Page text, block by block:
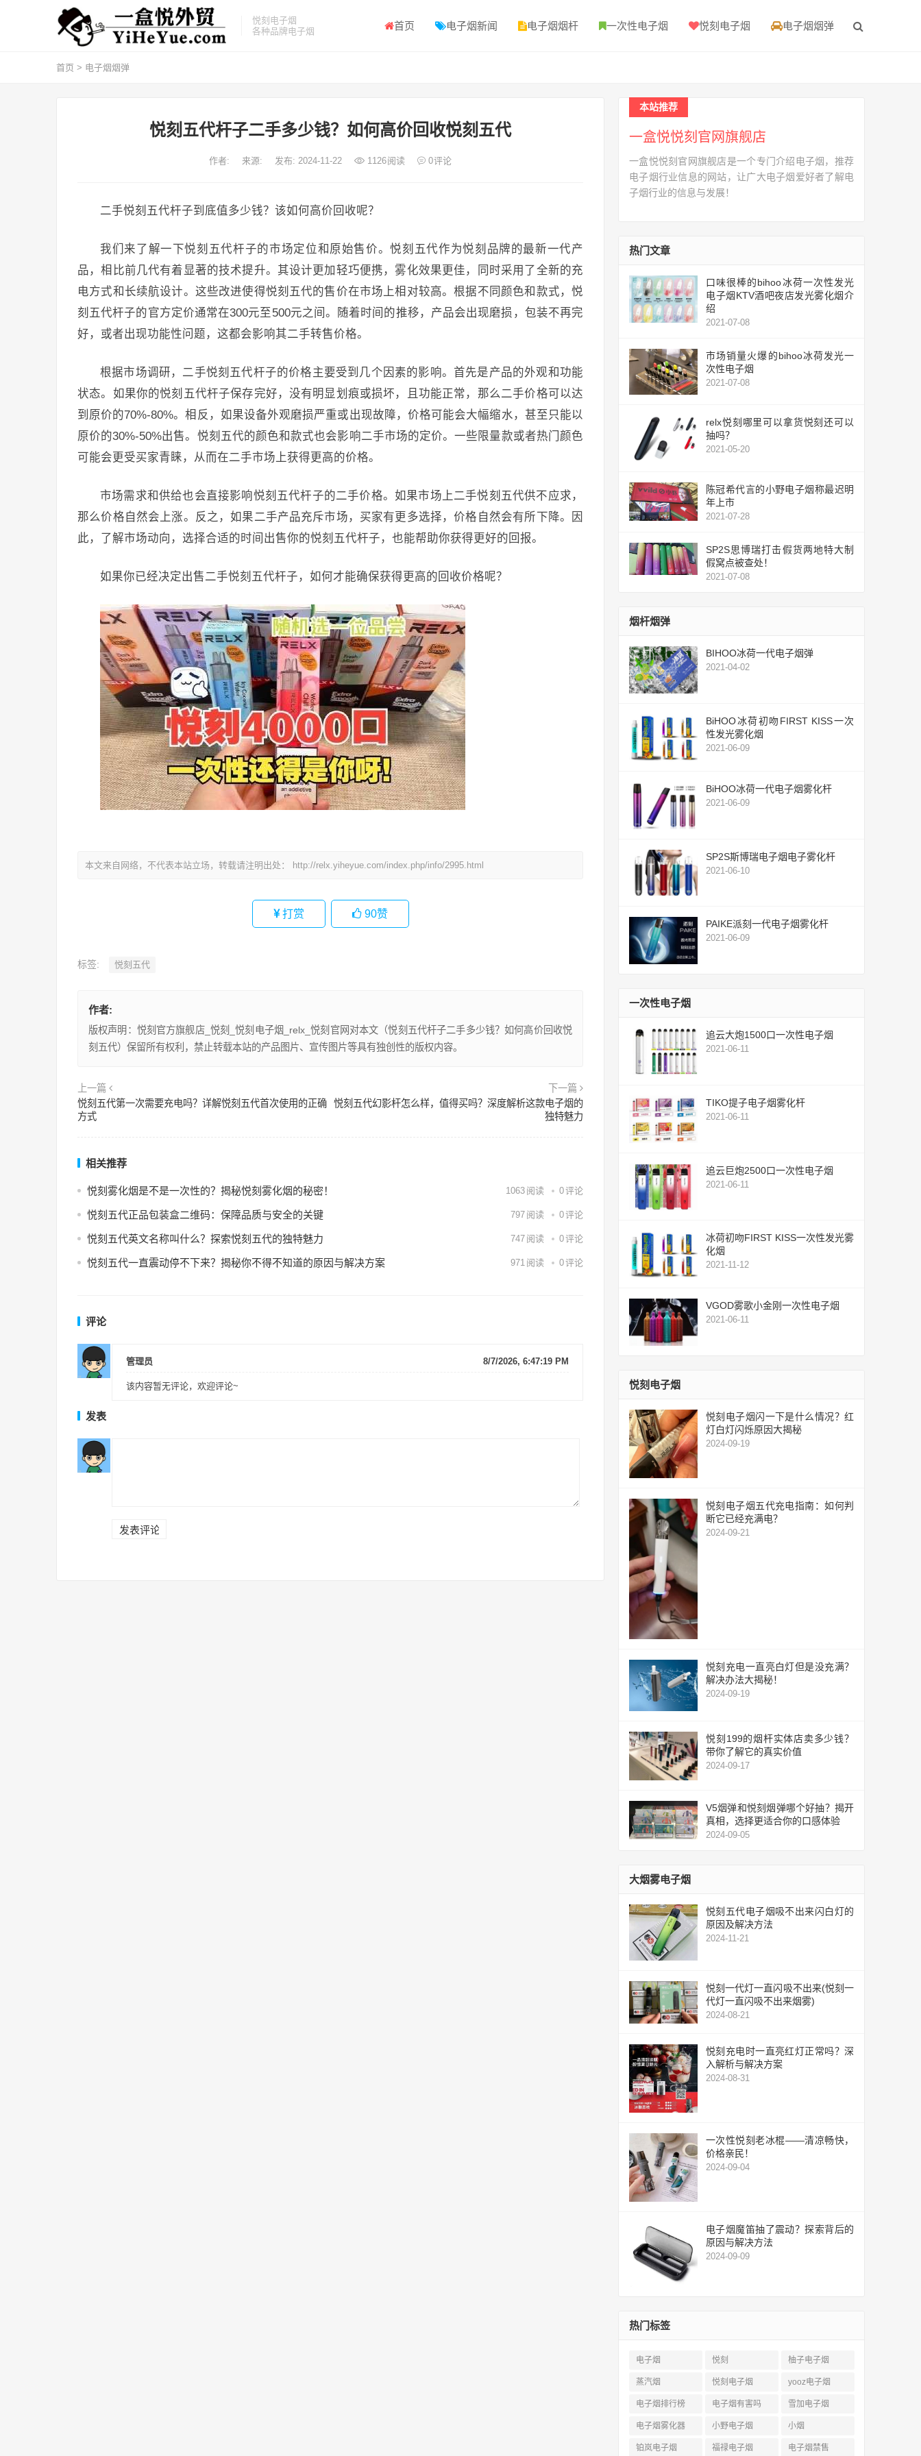
悦刻电子烟
各种品牌电子烟
首页 电子烟新闻 电子烟烟杆 一次性电子烟 悦刻电子烟 电子烟烟弹
首页 > 电子烟烟弹
悦刻五代杆子二手多少钱？如何高价回收悦刻五代
作者: 来源: 发布: 2024-11-22 1126阅读 0评论
二手悦刻五代杆子到底值多少钱？该如何高价回收呢？
我们来了解一下悦刻五代杆子的市场定位和原始售价。悦刻五代作为悦刻品牌的最新一代产
品，相比前几代有着显著的技术提升。其设计更加轻巧便携，雾化效果更佳，同时采用了全新的充
电方式和长续航设计。这些改进使得悦刻五代的售价在市场上相对较高。根据不同颜色和款式，悦
刻五代杆子的官方定价通常在300元至500元之间。随着时间的推移，产品会出现磨损，包装不再完
好，或者出现功能性问题，这都会影响其二手转售价格。
根据市场调研，二手悦刻五代杆子的价格主要受到几个因素的影响。首先是产品的外观和功能
状态。如果你的悦刻五代杆子保存完好，没有明显划痕或损坏，且功能正常，那么二手价格可以达
到原价的70%-80%。相反，如果设备外观磨损严重或出现故障，价格可能会大幅缩水，甚至只能以
原价的30%-50%出售。悦刻五代的颜色和款式也会影响二手市场的定价。一些限量款或者热门颜色
可能会更受买家青睐，从而在二手市场上获得更高的价格。
市场需求和供给也会直接影响悦刻五代杆子的二手价格。如果市场上二手悦刻五代供不应求，
那么价格自然会上涨。反之，如果二手产品充斥市场，买家有更多选择，价格自然会有所下降。因
此，了解市场动向，选择合适的时间出售你的悦刻五代杆子，也能帮助你获得更好的回报。
如果你已经决定出售二手悦刻五代杆子，如何才能确保获得更高的回收价格呢？
本文来自网络，不代表本站立场，转载请注明出处： http://relx.yiheyue.com/index.php/info/2995.html
打赏 90赞
标签: 悦刻五代
作者:
版权声明：悦刻官方旗舰店_悦刻_悦刻电子烟_relx_悦刻官网对本文（悦刻五代杆子二手多少钱？如何高价回收悦
刻五代）保留所有权利，禁止转载本站的产品图片、宣传图片等具有独创性的版权内容。
上一篇
悦刻五代第一次需要充电吗？详解悦刻五代首次使用的正确
方式
下一篇
悦刻五代幻影杆怎么样，值得买吗？深度解析这款电子烟的
独特魅力
相关推荐
悦刻雾化烟是不是一次性的？揭秘悦刻雾化烟的秘密！ 1063 阅读 0评论
悦刻五代正品包装盒二维码：保障品质与安全的关键 797 阅读 0评论
悦刻五代英文名称叫什么？探索悦刻五代的独特魅力 747 阅读 0评论
悦刻五代一直震动停不下来？揭秘你不得不知道的原因与解决方案 971 阅读 0评论
评论
8/7/2026, 6:47:19 PM
管理员
该内容暂无评论，欢迎评论~
发表
本站推荐
一盒悦悦刻官网旗舰店
一盒悦悦刻官网旗舰店是一个专门介绍电子烟，推荐
电子烟行业信息的网站，让广大电子烟爱好者了解电
子烟行业的信息与发展！
热门文章
口味很棒的bihoo冰荷一次性发光
电子烟KTV酒吧夜店发光雾化烟介
绍
2021-07-08
市场销量火爆的bihoo冰荷发光一
次性电子烟
2021-07-08
relx悦刻哪里可以拿货悦刻还可以
抽吗？
2021-05-20
陈冠希代言的小野电子烟称最迟明
年上市
2021-07-28
SP2S思博瑞打击假货两地特大制
假窝点被查处！
2021-07-08
烟杆烟弹
BIHOO冰荷一代电子烟弹
2021-04-02
BiHOO冰荷初吻FIRST KISS一次
性发光雾化烟
2021-06-09
BiHOO冰荷一代电子烟雾化杆
2021-06-09
SP2S斯博瑞电子烟电子雾化杆
2021-06-10
PAIKE派刻一代电子烟雾化杆
2021-06-09
一次性电子烟
追云大炮1500口一次性电子烟
2021-06-11
TIKO提子电子烟雾化杆
2021-06-11
追云巨炮2500口一次性电子烟
2021-06-11
冰荷初吻FIRST KISS一次性发光雾
化烟
2021-11-12
VGOD雾歌小金刚一次性电子烟
2021-06-11
悦刻电子烟
悦刻电子烟闪一下是什么情况？红
灯白灯闪烁原因大揭秘
2024-09-19
悦刻电子烟五代充电指南：如何判
断它已经充满电？
2024-09-21
悦刻充电一直亮白灯但是没充满？
解决办法大揭秘！
2024-09-19
悦刻199的烟杆实体店卖多少钱？
带你了解它的真实价值
2024-09-17
V5烟弹和悦刻烟弹哪个好抽？揭开
真相，选择更适合你的口感体验
2024-09-05
大烟雾电子烟
悦刻五代电子烟吸不出来闪白灯的
原因及解决方法
2024-11-21
悦刻一代灯一直闪吸不出来(悦刻一
代灯一直闪吸不出来烟雾)
2024-08-21
悦刻充电时一直亮红灯正常吗？深
入解析与解决方案
2024-08-31
一次性悦刻老冰棍——清凉畅快，
价格亲民！
2024-09-04
电子烟魔笛抽了震动？探索背后的
原因与解决方法
2024-09-09
热门标签
电子烟 悦刻 柚子电子烟
蒸汽烟 悦刻电子烟 yooz电子烟
电子烟排行榜 电子烟有害吗 雪加电子烟
电子烟雾化器 小野电子烟 小烟
铂岚电子烟 福禄电子烟 电子烟禁售